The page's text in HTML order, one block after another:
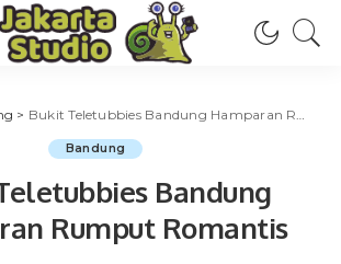
> Bukit Teletubbies Bandung Hamparan Rumput Romantis
Bandung
Bandung
Rumput Romantis